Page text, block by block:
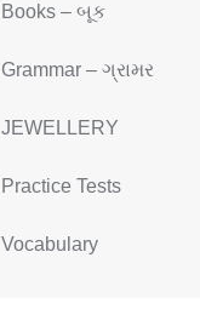
Books – બૂક
Grammar – ગ્રામર
JEWELLERY
Practice Tests
Vocabulary